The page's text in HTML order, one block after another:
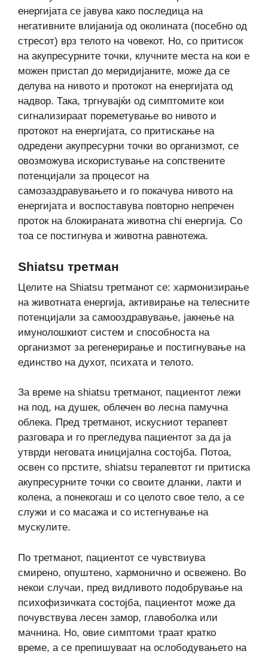
енергијата се јавува како последица на
негативните влијанија од околината (посебно од
стресот) врз телото на човекот. Но, со притисок
на акупресурните точки, клучните места на кои е
можен пристап до меридијаните, може да се
делува на нивото и протокот на енергијата од
надвор. Така, тргнувајќи од симптомите кои
сигнализираат пореметување во нивото и
протокот на енергијата, со притискање на
одредени акупресурни точки во организмот, се
овозможува искористување на сопствените
потенцијали за процесот на
самозаздравувањето и го покачува нивото на
енергијата и воспоставува повторно непречен
проток на блокираната животна chi енергија. Со
тоа се постигнува и животна равнотежа.
Shiatsu третман
Целите на Shiatsu третманот се: хармонизирање
на животната енергија, активирање на телесните
потенцијали за самооздравување, јакнење на
имунолошкиот систем и способноста на
организмот за регенерирање и постигнување на
единство на духот, психата и телото.
За време на shiatsu третманот, пациентот лежи
на под, на душек, облечен во лесна памучна
облека. Пред третманот, искусниот терапевт
разговара и го прегледува пациентот за да ја
утврди неговата иницијална состојба. Потоа,
освен со прстите, shiatsu терапевтот ги притиска
акупресурните точки со своите дланки, лакти и
колена, а понекогаш и со целото свое тело, а се
служи и со масажа и со истегнување на
мускулите.
По третманот, пациентот се чувствиува
смирено, опуштено, хармонично и освежено. Во
некои случаи, пред видливото подобрување на
психофизичката состојба, пациентот може да
почувствува лесен замор, главоболка или
мачнина. Но, овие симптоми траат кратко
време, а се препишуваат на ослободувањето на